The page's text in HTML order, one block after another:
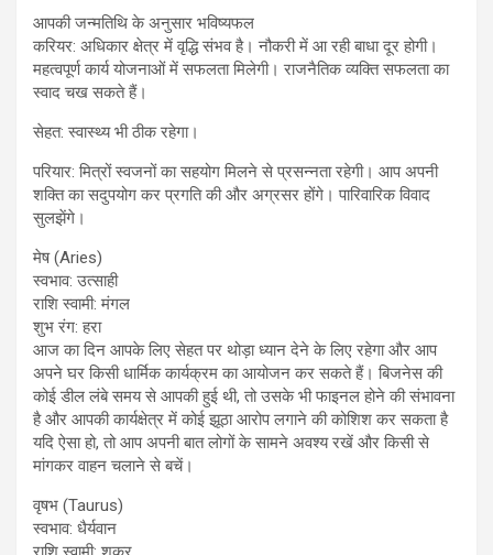
आपकी जन्मतिथि के अनुसार भविष्यफल
करियर: अधिकार क्षेत्र में वृद्धि संभव है। नौकरी में आ रही बाधा दूर होगी।
महत्वपूर्ण कार्य योजनाओं में सफलता मिलेगी। राजनैतिक व्यक्ति सफलता का
स्वाद चख सकते हैं।
सेहत: स्वास्थ्य भी ठीक रहेगा।
परियार: मित्रों स्वजनों का सहयोग मिलने से प्रसन्नता रहेगी। आप अपनी
शक्ति का सदुपयोग कर प्रगति की और अग्रसर होंगे। पारिवारिक विवाद
सुलझेंगे।
मेष (Aries)
स्वभाव: उत्साही
राशि स्वामी: मंगल
शुभ रंग: हरा
आज का दिन आपके लिए सेहत पर थोड़ा ध्यान देने के लिए रहेगा और आप
अपने घर किसी धार्मिक कार्यक्रम का आयोजन कर सकते हैं। बिजनेस की
कोई डील लंबे समय से आपकी हुई थी, तो उसके भी फाइनल होने की संभावना
है और आपकी कार्यक्षेत्र में कोई झूठा आरोप लगाने की कोशिश कर सकता है
यदि ऐसा हो, तो आप अपनी बात लोगों के सामने अवश्य रखें और किसी से
मांगकर वाहन चलाने से बचें।
वृषभ (Taurus)
स्वभाव: धैर्यवान